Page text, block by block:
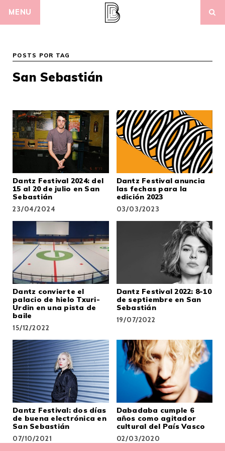
MENU
POSTS POR TAG
San Sebastián
Dantz Festival 2024: del
15 al 20 de julio en San
Sebastián
23/04/2024
Dantz Festival anuncia
las fechas para la
edición 2023
03/03/2023
Dantz convierte el
palacio de hielo Txuri-
Urdin en una pista de
baile
15/12/2022
Dantz Festival 2022: 8-10
de septiembre en San
Sebastián
19/07/2022
Dantz Festival: dos días
de buena electrónica en
San Sebastián
07/10/2021
Dabadaba cumple 6
años como agitador
cultural del País Vasco
02/03/2020